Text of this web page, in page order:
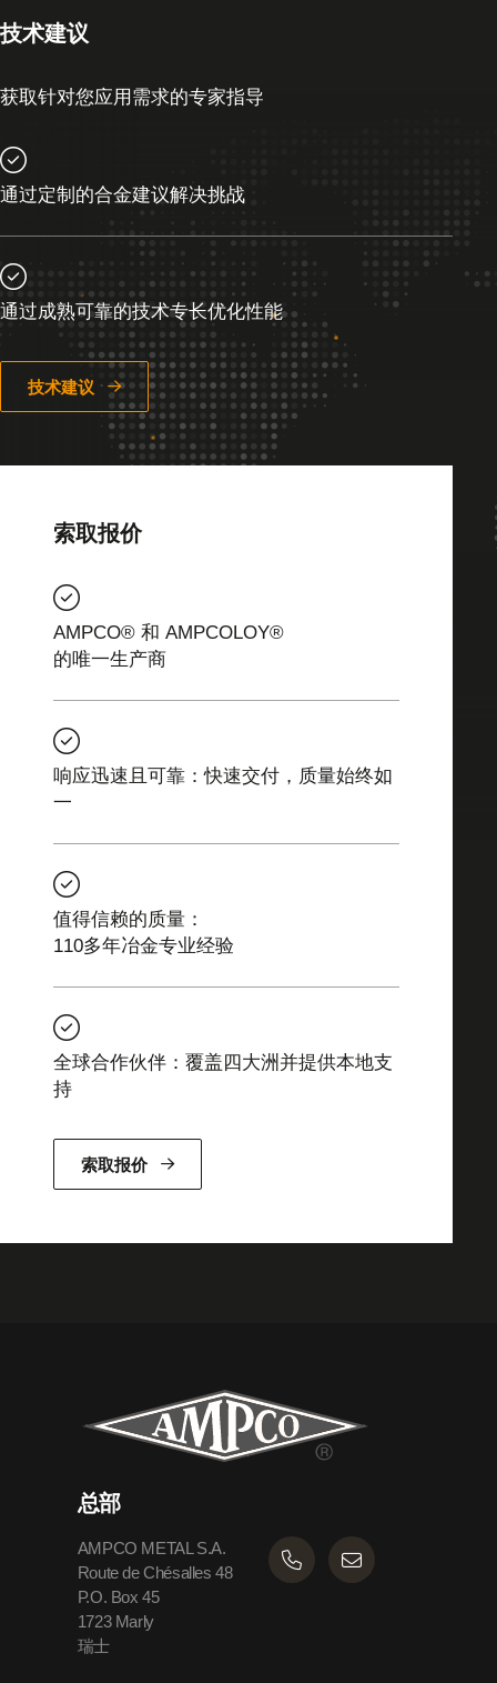
技术建议
获取针对您应用需求的专家指导
通过定制的合金建议解决挑战
通过成熟可靠的技术专长优化性能
技术建议
索取报价
AMPCO® 和 AMPCOLOY®
的唯一生产商
响应迅速且可靠：快速交付，质量始终如
一
值得信赖的质量：
110多年冶金专业经验
全球合作伙伴：覆盖四大洲并提供本地支
持
索取报价
总部
AMPCO METAL S.A.
Route de Chésalles 48
P.O. Box 45
1723 Marly
瑞士